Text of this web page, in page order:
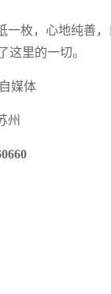
一枚，心地纯善
里的一切。
媒体
州